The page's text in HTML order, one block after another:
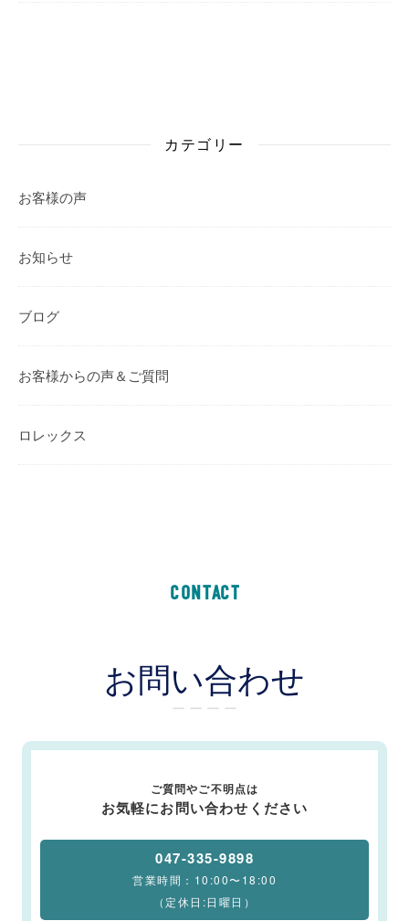
カテゴリー
お客様の声
お知らせ
ブログ
お客様からの声＆ご質問
ロレックス
CONTACT
お問い合わせ
ー ー ー ー
ご質問やご不明点は
お気軽にお問い合わせください
047-335-9898
営業時間：10:00〜18:00
（定休日:日曜日）